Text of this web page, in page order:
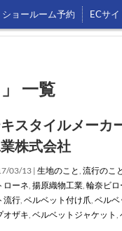
ショールーム予約 ECサ
一覧
スタイルメーカ
株式会社
03/13 | 生地のこと, 流行のこ
ローネ, 揚原織物工業, 輪奈ビロ
流行, ベルベット付け爪, ベルベ
オザキ, ベルベットジャケット ,